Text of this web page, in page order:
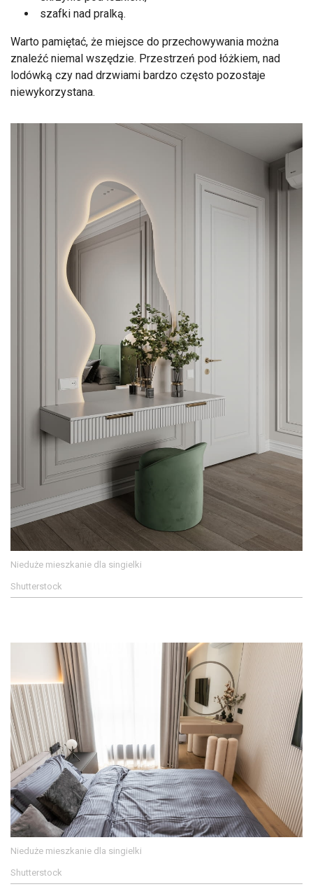
szafki nad pralką.
Warto pamiętać, że miejsce do przechowywania można
znaleźć niemal wszędzie. Przestrzeń pod łóżkiem, nad
lodówką czy nad drzwiami bardzo często pozostaje
niewykorzystana.
Nieduże mieszkanie dla singielki
Shutterstock
Nieduże mieszkanie dla singielki
Shutterstock